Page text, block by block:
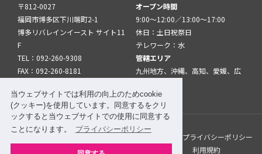
当ウェブサイトでは利用の向上のためcookie
(クッキー)を使用しています。同意するをクリ
ックすると当ウェブサイトでの使用に同意する
ことになります。
プライバシーポリシー
〒812-0027
福岡市博多区下川端町2-1
博多リバレインイースト サイト11
F
TEL：092-260-9308
FAX：092-260-8181
オープン時間
9:00～12:00／13:00～17:00
休日：土日祝祭日
テレワーク：水
管轄エリア
九州地方、沖縄、高知、愛媛、広
このサイトについて
プライバシーポリシー
サイトマップ
関係機関・団体について 利用規約